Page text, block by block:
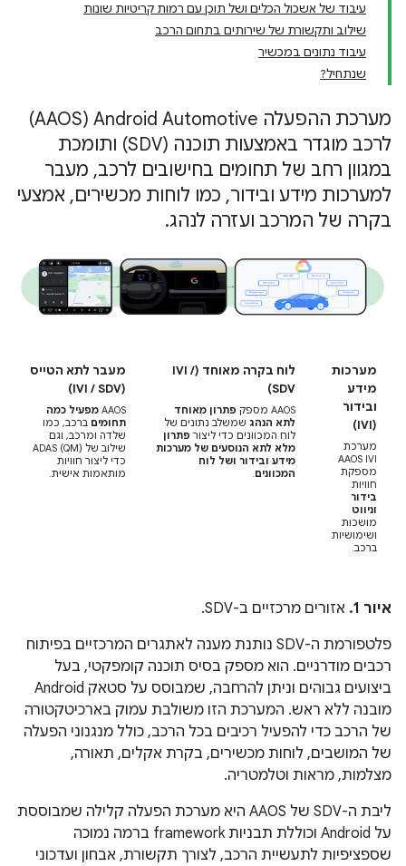
עיבוד של אשכול הכלים ושל תוכן עם רמות קריטיות שונות
שילוב ותקשורת של שירותים בתחום הרכב
עיבוד נתונים במכשיר
שנתחיל?
מערכת ההפעלה Android Automotive‏ (AAOS)
לרכב מוגדר באמצעות תוכנה (SDV) ותומכת
במגוון רחב של תחומים בחישובים לרכב, מעבר
למערכות מידע ובידור, כמו לוחות מכשירים, אמצעי
בקרה של המרכב ועזרה לנהג.
מערכות
מידע
ובידור
(IVI)
מערכת
AAOS IVI
מספקת
חוויות
בידור
וניווט
מושכות
ושימושיות
ברכב.
לוח בקרה מאוחד (IVI /
SDV)
‫AAOS מספק
פתרון מאוחד
לתא הנהג שמשלב נתונים של
לוח המכוונים כדי ליצור פתרון
מלא לתא הנוסעים של מערכות
מידע ובידור ושל לוח
המכוונים.
מעבר לתא הטייס
(IVI / SDV)
‫AAOS מפעיל כמה
תחומים ברכב, כמו
שלדה ומרכב, וגם
שילוב של ADAS (QM)
כדי ליצור חוויות
מותאמות אישית.
איור 1.
אזורים מרכזיים ב-SDV.
פלטפורמת ה-SDV נותנת מענה לאתגרים המרכזיים בפיתוח
רכבים מודרניים. הוא מספק בסיס תוכנה קומפקטי, בעל
ביצועים גבוהים וניתן להרחבה, שמבוסס על סטאק Android
מובנה ללא ראש. המערכת הזו משולבת עמוק בארכיטקטורה
של הרכב כדי להפעיל רכיבים בכל הרכב, כולל מנגנוני הפעלה
של המושבים, לוחות מכשירים, בקרת אקלים, תאורה,
מצלמות, מראות וטלמטריה.
ליבת ה-SDV של AAOS היא מערכת הפעלה קלילה שמבוססת
על Android וכוללת תבניות framework ברמה נמוכה
שספציפיות לתעשיית הרכב, לצורך תקשורת, אבחון ועדכוני